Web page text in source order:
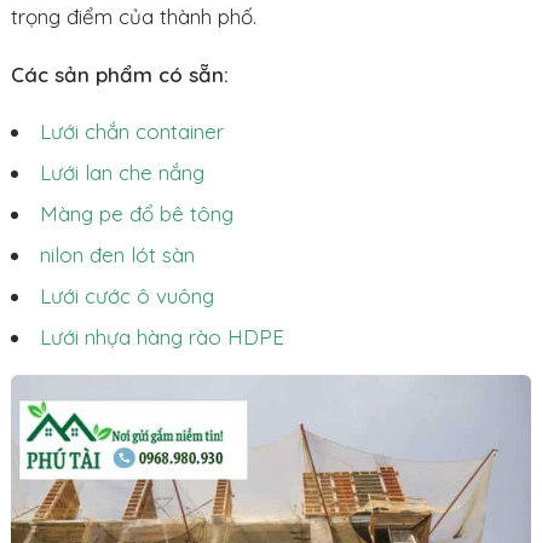
trọng điểm của thành phố.
Các sản phẩm có sẵn:
Lưới chắn container
Lưới lan che nắng
Màng pe đổ bê tông
nilon đen lót sàn
Lưới cước ô vuông
Lưới nhựa hàng rào HDPE